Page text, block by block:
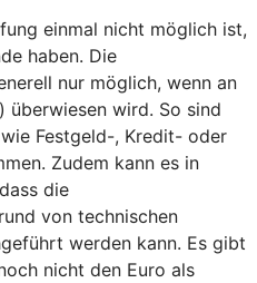
einmal nicht möglich ist,
haben. Die
nur möglich, wenn an
überwiesen wird. So sind
Festgeld-, Kredit- oder
Zudem kann es in
die
von technischen
werden kann. Es gibt
nicht den Euro als